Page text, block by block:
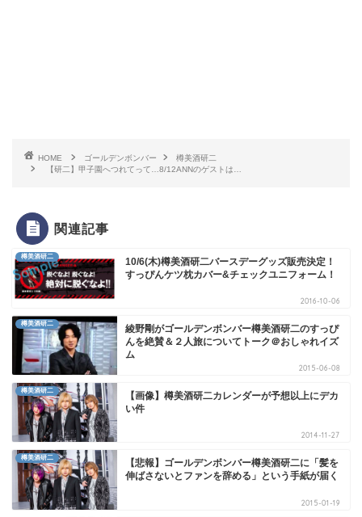
HOME ゴールデンボンバー
樽美酒研二
【研二】甲子園へつれてって…8/12ANNのゲストは…
関連記事
樽美酒研二
10/6(木)樽美酒研二バースデーグッズ販売決定！
すっぴんケツ枕カバー&チェックユニフォーム！
2016-10-06
樽美酒研二
綾野剛がゴールデンボンバー樽美酒研二のすっぴ
んを絶賛＆２人旅についてトーク＠おしゃれイズ
ム
2015-06-08
樽美酒研二
【画像】樽美酒研二カレンダーが予想以上にデカ
い件
2014-11-27
樽美酒研二
【悲報】ゴールデンボンバー樽美酒研二に「髪を
伸ばさないとファンを辞める」という手紙が届く
2015-01-19